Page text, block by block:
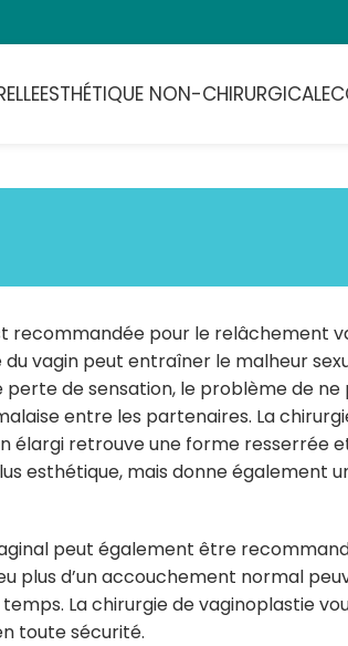
ESTHÉTIQUE NON-CHIRURGICALE
recommandée pour le relâchement
vagin peut entraîner le malheur
perte de sensation, le problème de ne
entre les partenaires. La
élargi retrouve une forme resserrée
esthétique, mais donne également
peut également être
plus d’un accouchement normal
La chirurgie de vaginoplastie
toute sécurité.